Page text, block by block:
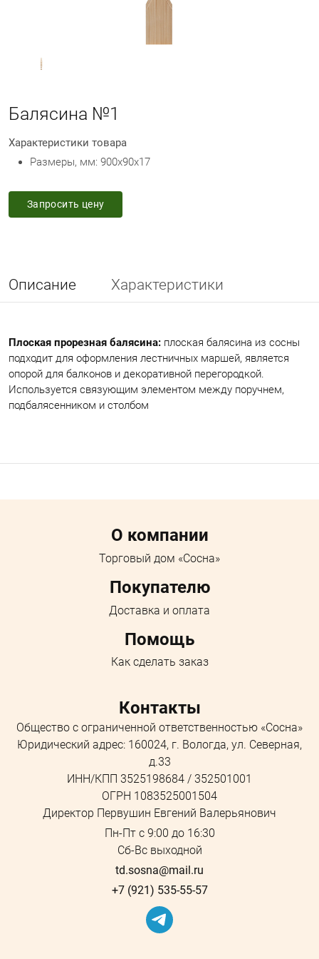
Балясина №1
Характеристики товара
Размеры, мм: 900х90х17
Запросить цену
Описание Характеристики
Плоская прорезная балясина: плоская балясина из сосны
подходит для оформления лестничных маршей, является
опорой для балконов и декоративной перегородкой.
Используется связующим элементом между поручнем,
подбалясенником и столбом
Menu footerО компании
Торговый дом «Сосна»
Покупателю
Доставка и оплата
Помощь
Как сделать заказ
Контакты
Общество с ограниченной ответственностью «Сосна»
Юридический адрес: 160024, г. Вологда, ул. Северная,
д.33
ИНН/КПП 3525198684 / 352501001
ОГРН 1083525001504
Директор Первушин Евгений Валерьянович
Пн-Пт с 9:00 до 16:30
Сб-Вс выходной
td.sosna@mail.ru
+7 (921) 535-55-57